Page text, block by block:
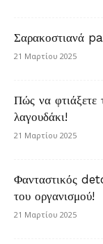
Σαρακοστιανά
21 Μαρτίου 2025
Πώς να φτιάξετε
λαγουδάκι!
21 Μαρτίου 2025
Φανταστικός
του οργανισμού!
21 Μαρτίου 2025